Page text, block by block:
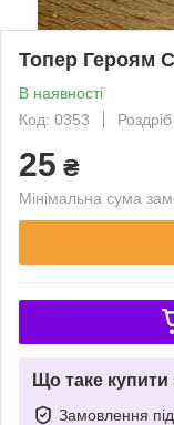
Топер Героям
В наявності
Код: 0353
Роздріб
25 ₴
Мінімальна сума
Що таке
Замовлення